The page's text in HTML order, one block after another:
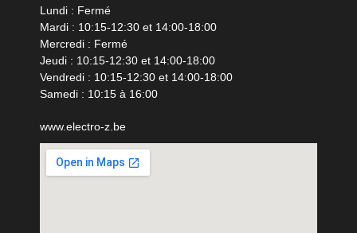
Lundi : Fermé
Mardi : 10:15-12:30 et 14:00-18:00
Mercredi : Fermé
Jeudi : 10:15-12:30 et 14:00-18:00
Vendredi : 10:15-12:30 et 14:00-18:00
Samedi : 10:15 à 16:00
www.electro-z.be